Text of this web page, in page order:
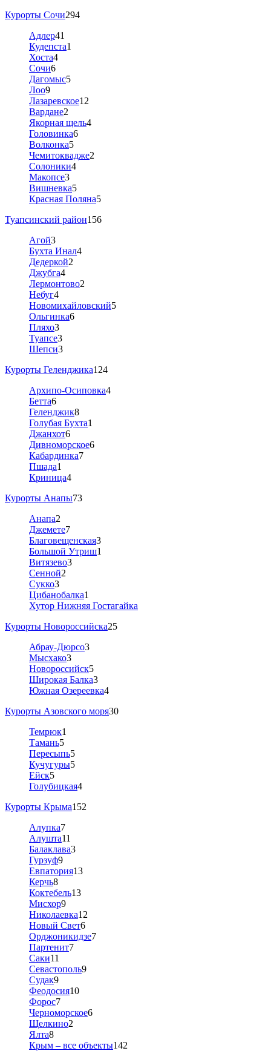
Курорты Сочи294
Адлер41
Кудепста1
Хоста4
Сочи6
Дагомыс5
Лоо9
Лазаревское12
Вардане2
Якорная щель4
Головинка6
Волконка5
Чемитоквадже2
Солоники4
Макопсе3
Вишневка5
Красная Поляна5
Туапсинский район156
Агой3
Бухта Инал4
Дедеркой2
Джубга4
Лермонтово2
Небуг4
Новомихайловский5
Ольгинка6
Пляхо3
Туапсе3
Шепси3
Курорты Геленджика124
Архипо-Осиповка4
Бетта6
Геленджик8
Голубая Бухта1
Джанхот6
Дивноморское6
Кабардинка7
Пшада1
Криница4
Курорты Анапы73
Анапа2
Джемете7
Благовещенская3
Большой Утриш1
Витязево3
Сенной2
Сукко3
Цибанобалка1
Хутор Нижняя Гостагайка
Курорты Новороссийска25
Абрау-Дюрсо3
Мысхако3
Новороссийск5
Широкая Балка3
Южная Озереевка4
Курорты Азовского моря30
Темрюк1
Тамань5
Пересыпь5
Кучугуры5
Ейск5
Голубицкая4
Курорты Крыма152
Алупка7
Алушта11
Балаклава3
Гурзуф9
Евпатория13
Керчь8
Коктебель13
Мисхор9
Николаевка12
Новый Свет6
Орджоникидзе7
Партенит7
Саки11
Севастополь9
Судак9
Феодосия10
Форос7
Черноморское6
Щелкино2
Ялта8
Крым – все объекты142